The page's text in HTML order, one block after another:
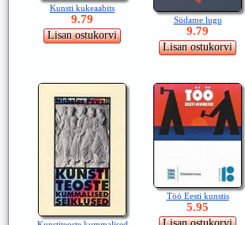
Kunsti kukeaabits
9.79 Südame lugu
9.79
Töö Eesti kunstis
5.95